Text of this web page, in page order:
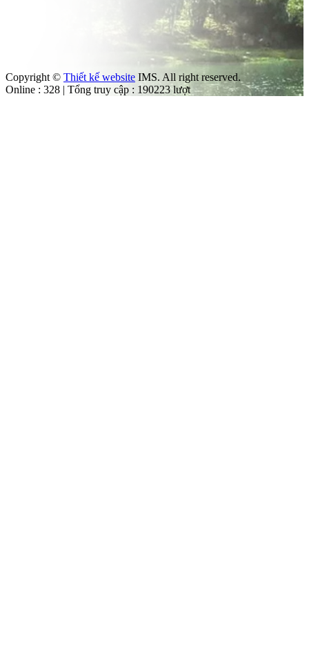
Copyright © Thiết kế website IMS. All right reserved.
Online : 328 | Tổng truy cập : 190223 lượt